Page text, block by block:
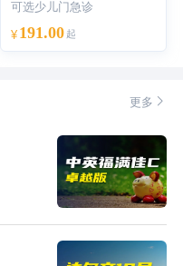
可选少儿门急诊
¥ 191.00 起
更多 